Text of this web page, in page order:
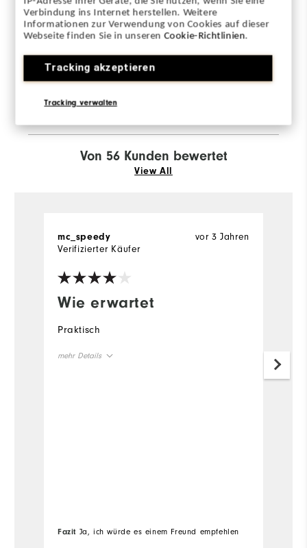
Verbindung ins Internet herstellen. Weitere
Informationen zur Verwendung von Cookies auf dieser
Webseite finden Sie in unserenCookie-Richtlinien.
Tracking akzeptieren
Tracking verwalten
Sizing/Fit
Gesamtgröße
Von 56 Kunden bewertet
View All
Wie erwartet
vor 3 Jahren
mc_speedy
Verifizierter Käufer
Praktisch
mehr Details
Fazit Ja, ich würde es einem Freund empfehlen